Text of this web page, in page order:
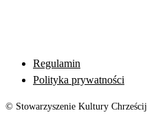
Regulamin
Polityka prywatności
© Stowarzyszenie Kultury